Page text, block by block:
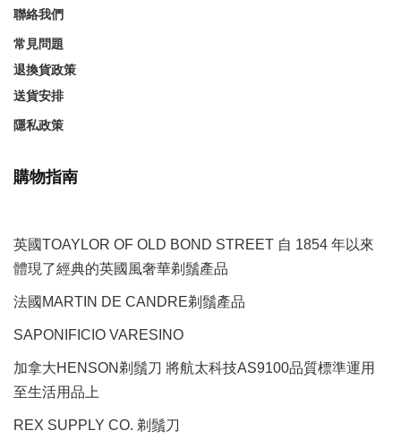
聯絡我們
常見問題
退換貨政策
送貨安排
隱私政策
購物指南
英國TOAYLOR OF OLD BOND STREET 自 1854 年以來
體現了經典的英國風奢華剃鬚產品
法國MARTIN DE CANDRE剃鬚產品
SAPONIFICIO VARESINO
加拿大HENSON剃鬚刀 將航太科技AS9100品質標準運用
至生活用品上
REX SUPPLY CO. 剃鬚刀